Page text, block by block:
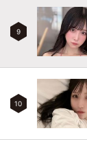
9
10